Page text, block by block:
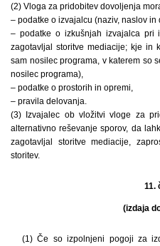
(2) Vloga za pridobitev dovoljenja
– podatke o izvajalcu (naziv, naslov in
– podatke o izkušnjah izvajalca pri
zagotavljal storitve mediacije; kje
sam nosilec programa, v katerem so
nosilec programa),
– podatke o prostorih in opremi,
– pravila delovanja.
(3) Izvajalec ob vložitvi vloge za
alternativno reševanje sporov, da
zagotavljal storitve mediacije,
storitev.
11.
(izdaja
(1) Če so izpolnjeni pogoji za